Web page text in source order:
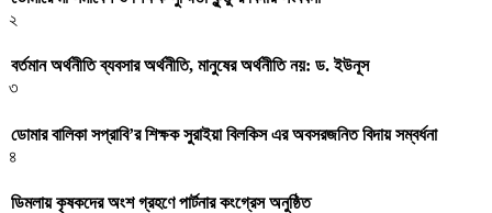
২
বর্তমান অর্থনীতি ব্যবসার অর্থনীতি, মানুষের অর্থনীতি নয়: ড. ইউনূস
৩
ডোমার বালিকা সপ্রাবি’র শিক্ষক সুরাইয়া বিলকিস এর অবসরজনিত বিদায় সম্বর্ধনা
৪
ডিমলায় কৃষকদের অংশ গ্রহণে পার্টনার কংগ্রেস অনুষ্ঠিত